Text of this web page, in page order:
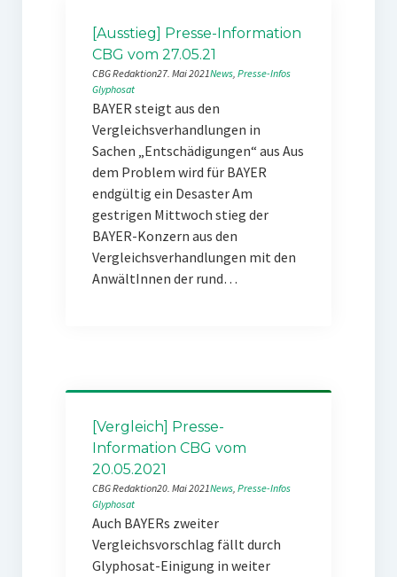
[Ausstieg] Presse-Information
CBG vom 27.05.21
CBG Redaktion27. Mai 2021News, Presse-Infos
Glyphosat
BAYER steigt aus den
Vergleichsverhandlungen in
Sachen „Entschädigungen“ aus Aus
dem Problem wird für BAYER
endgültig ein Desaster Am
gestrigen Mittwoch stieg der
BAYER-Konzern aus den
Vergleichsverhandlungen mit den
AnwältInnen der rund…
[Vergleich] Presse-
Information CBG vom
20.05.2021
CBG Redaktion20. Mai 2021News, Presse-Infos
Glyphosat
Auch BAYERs zweiter
Vergleichsvorschlag fällt durch
Glyphosat-Einigung in weiter